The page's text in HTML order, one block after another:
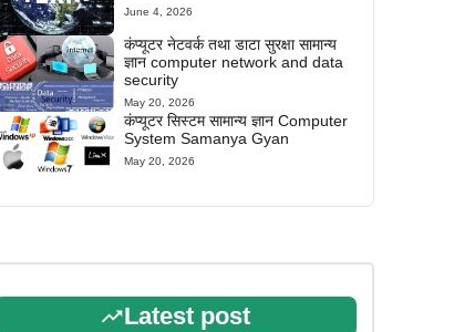
June 4, 2026
कंप्यूटर नेटवर्क तथा डाटा सुरक्षा सामान्य
ज्ञान computer network and data
security
May 20, 2026
कंप्यूटर सिस्टम सामान्य ज्ञान Computer
System Samanya Gyan
May 20, 2026
Latest post